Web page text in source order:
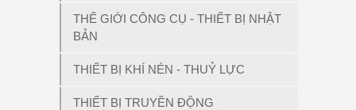
THẾ GIỚI CÔNG CỤ - THIẾT BỊ NHẬT
BẢN
THIẾT BỊ KHÍ NÉN - THUỶ LỰC
THIẾT BỊ TRUYỀN ĐỘNG